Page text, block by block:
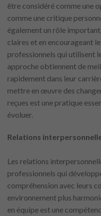
être considéré comme une
comme une critique
également un rôle
claires et en encourageant
professionnels qui utilisent
approche obtiennent de
rapidement dans leur
mettre en œuvre des
reçues est une pratique
évoluer.
Relations
Les relations
professionnels qui
compréhension avec leurs
environnement plus
en équipe est une